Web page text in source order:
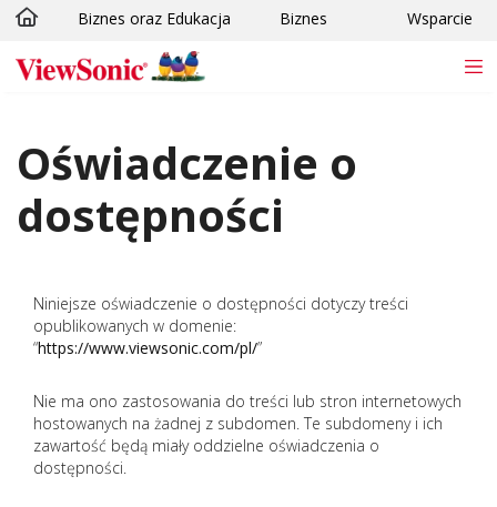
Skip to main content
Biznes oraz Edukacja Biznes Wsparcie
Oświadczenie o
dostępności
Niniejsze oświadczenie o dostępności dotyczy treści
opublikowanych w domenie:
“https://www.viewsonic.com/pl/”
Nie ma ono zastosowania do treści lub stron internetowych
hostowanych na żadnej z subdomen. Te subdomeny i ich
zawartość będą miały oddzielne oświadczenia o
dostępności.